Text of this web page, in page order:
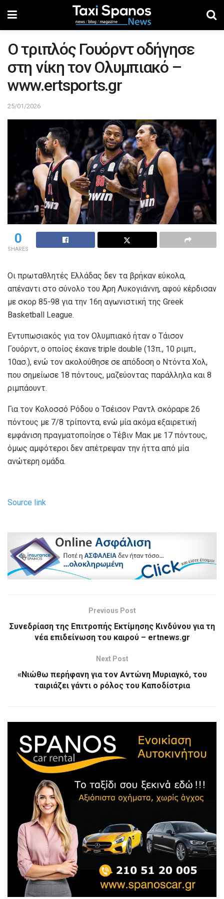
Ο τριπλός Γουόρντ οδήγησε
στη νίκη τον Ολυμπιακό –
www.ertsports.gr
25/01/2026
0
SHARES
Οι πρωταθλητές Ελλάδας δεν τα βρήκαν εύκολα,
απέναντι στο σύνολο του Άρη Λυκογιάννη, αφού κέρδισαν
με σκορ 85-98 για την 16η αγωνιστική της Greek
Basketball League.
Εντυπωσιακός για τον Ολυμπιακό ήταν ο Τάισον
Γουόρντ, ο οποίος έκανε triple double (13π., 10 ριμπ.,
10ασ.), ενώ τον ακολούθησε σε απόδοση ο Ντόντα Χολ,
που σημείωσε 18 πόντους, μαζεύοντας παράλληλα και 8
ριμπάουντ.
Για τον Κολοσσό Ρόδου ο Τσέισον Ραντλ σκόραρε 26
πόντους με 7/8 τρίποντα, ενώ μία ακόμα εξαιρετική
εμφάνιση πραγματοποίησε ο Τέβιν Μακ με 17 πόντους,
όμως αμφότεροι δεν απέτρεψαν την ήττα από μία
ανώτερη ομάδα.
Source link
Previous Post
Συνεδρίαση της Επιτροπής Εκτίμησης Κινδύνου για τη
νέα επιδείνωση του καιρού – ertnews.gr
Next Post
«Νιώθω περήφανη για τον Αντώνη Μυριαγκό, του
ταιριάζει γάντι ο ρόλος του Καποδίστρια